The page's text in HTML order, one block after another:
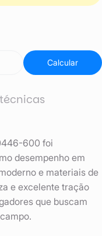
Calcular
600 foi
desempenho em
e materiais de
e excelente tração
que buscam